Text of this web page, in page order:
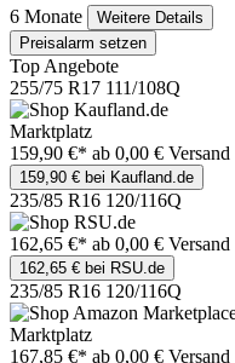
6 Monate
Weitere Details
Preisalarm setzen
Top Angebote
255/75 R17 111/108Q
Marktplatz
159,90 €* ab 0,00 € Versand
159,90 € bei Kaufland.de
235/85 R16 120/116Q
162,65 €* ab 0,00 € Versand
162,65 € bei RSU.de
235/85 R16 120/116Q
Marktplatz
167,85 €* ab 0,00 € Versand